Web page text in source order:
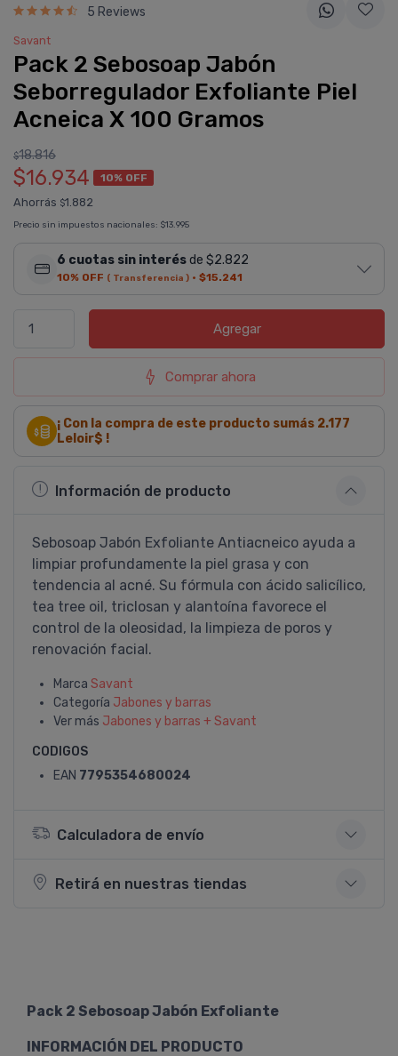
5 Reviews
Savant
Pack 2 Sebosoap Jabón
Seborregulador Exfoliante Piel
Acneica X 100 Gramos
$18.816
$16.934 10% OFF
Ahorrás $1.882
Precio sin impuestos nacionales: $13.995
6 cuotas sin interésde $2.822
10% OFF ( Transferencia ) · $15.241
Agregar
Comprar ahora
¡ Con la compra de este producto sumás 2.177
Leloir$ !
Información de producto
Sebosoap Jabón Exfoliante Antiacneico ayuda a
limpiar profundamente la piel grasa y con
tendencia al acné. Su fórmula con ácido salicílico,
tea tree oil, triclosan y alantoína favorece el
control de la oleosidad, la limpieza de poros y
renovación facial.
Marca Savant
Categoría Jabones y barras
Ver más Jabones y barras + Savant
CODIGOS
EAN 7795354680024
Calculadora de envío
Retirá en nuestras tiendas
Pack 2 Sebosoap Jabón Exfoliante
INFORMACIÓN DEL PRODUCTO